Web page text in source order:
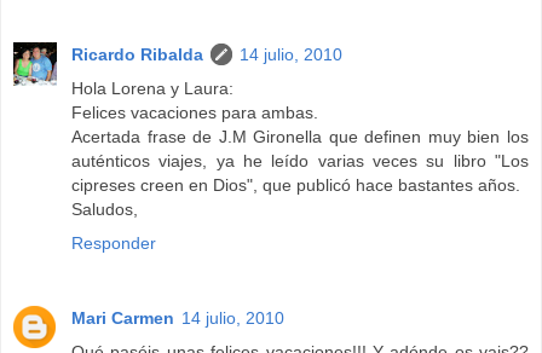
Ricardo Ribalda
14 julio, 2010
Hola Lorena y Laura:
Felices vacaciones para ambas.
Acertada frase de J.M Gironella que definen muy bien los
auténticos viajes, ya he leído varias veces su libro "Los
cipreses creen en Dios", que publicó hace bastantes años.
Saludos,
Responder
Mari Carmen 14 julio, 2010